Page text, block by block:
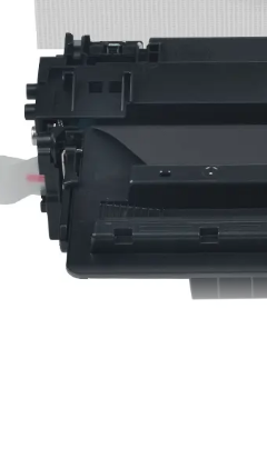
tin nổi bật